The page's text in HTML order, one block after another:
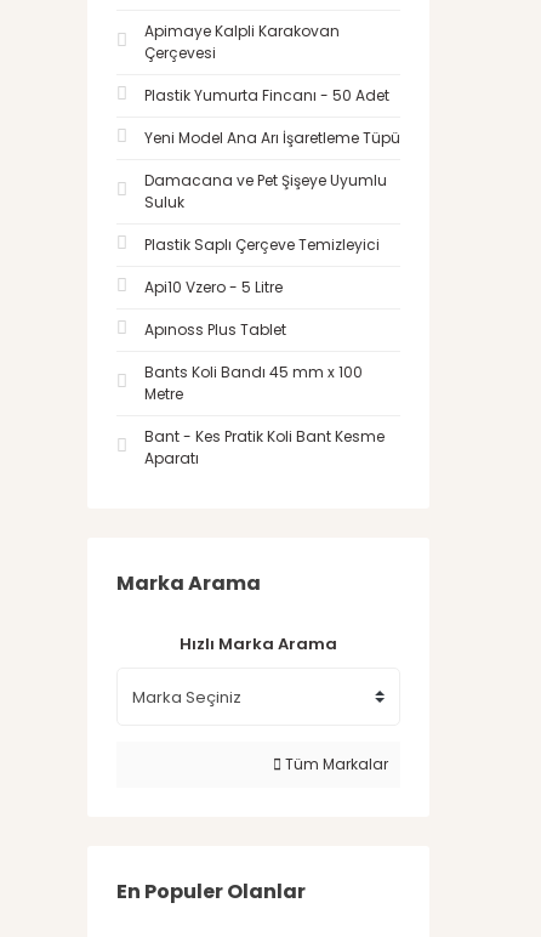
Apimaye Kalpli Karakovan
Çerçevesi
Plastik Yumurta Fincanı - 50 Adet
Yeni Model Ana Arı İşaretleme Tüpü
Damacana ve Pet Şişeye Uyumlu
Suluk
Plastik Saplı Çerçeve Temizleyici
Api10 Vzero - 5 Litre
Apınoss Plus Tablet
Bants Koli Bandı 45 mm x 100
Metre
Bant - Kes Pratik Koli Bant Kesme
Aparatı
Marka Arama
Hızlı Marka Arama
Tüm Markalar
En Populer Olanlar